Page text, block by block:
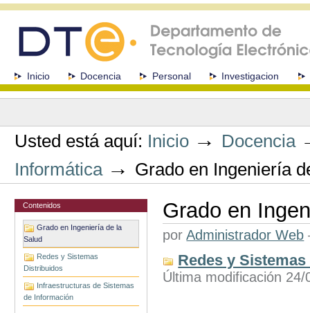
navegación
SeccionesInicio Docencia Personal Investigacion
Herramientas
Usted está aquí: Inicio → Docencia
Informática → Grado en Ingeniería
Contenidos
Grado en Ingeniería de la
Salud
Redes y Sistemas
Distribuidos
Infraestructuras de Sistemas
de Información
Grado en
porAdministrador Web
Redes y
Última modificación